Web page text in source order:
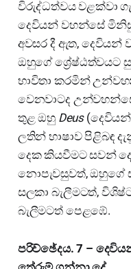
විරුද්ධත්වය වළක්වා
දෙවියන් වහන්සේ
අවසර දී ඇත,
ඔහුගේ ශ්‍රේෂ්ඨත්වයට
භාවිතා කරමින්
වෙනවාටද
තුළ ඔහු Deus(දෙවියන්
ලතින් භාෂාව පිළිබඳ
දෙක කියවීමට සවන්
නොපැවසුවත්, ඔහුගේ
සලකා බැලීමටත්,
බැලීමටත් පෙළඹේ.
පරිච්ඡේදය. 7 –